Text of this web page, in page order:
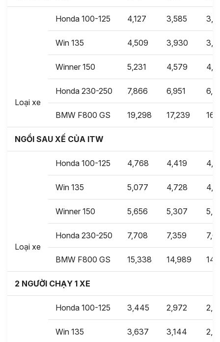
Loại xe
Honda 100-125 4,127 3,585
Win 135 4,509 3,930
Winner 150 5,231 4,579
Honda 230-250 7,866 6,951
BMW F800 GS 19,298 17,239
NGỒI SAU XẾ CỦA ITW
Loại xe
Honda 100-125 4,768 4,419
Win 135 5,077 4,728
Winner 150 5,656 5,307
Honda 230-250 7,708 7,359
BMW F800 GS 15,338 14,989
2 NGƯỜI CHẠY 1 XE
Honda 100-125 3,445 2,972
Win 135 3,637 3,144